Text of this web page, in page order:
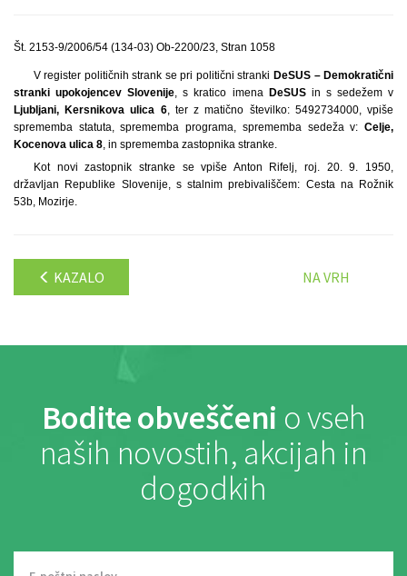
Št. 2153-9/2006/54 (134-03) Ob-2200/23, Stran 1058
V register političnih strank se pri politični stranki DeSUS – Demokratični
stranki upokojencev Slovenije, s kratico imena DeSUSin s sedežem v
Ljubljani, Kersnikova ulica 6, ter z matično številko: 5492734000, vpiše
sprememba statuta, sprememba programa, sprememba sedeža v: Celje,
Kocenova ulica 8, in sprememba zastopnika stranke.
Kot novi zastopnik stranke se vpiše Anton Rifelj, roj. 20. 9. 1950,
državljan Republike Slovenije, s stalnim prebivališčem: Cesta na Rožnik
53b, Mozirje.
KAZALO NA VRH
Bodite obveščeni o vseh
naših novostih, akcijah in
dogodkih